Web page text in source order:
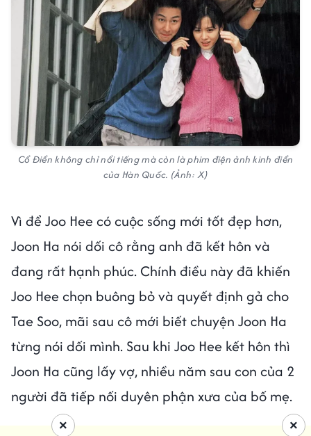
Cổ Điển không chỉ nổi tiếng mà còn là phim điện ảnh kinh điển
của Hàn Quốc. (Ảnh: X)
Vì để Joo Hee có cuộc sống mới tốt đẹp hơn,
Joon Ha nói dối cô rằng anh đã kết hôn và
đang rất hạnh phúc. Chính điều này đã khiến
Joo Hee chọn buông bỏ và quyết định gả cho
Tae Soo, mãi sau cô mới biết chuyện Joon Ha
từng nói dối mình. Sau khi Joo Hee kết hôn thì
Joon Ha cũng lấy vợ, nhiều năm sau con của 2
người đã tiếp nối duyên phận xưa của bố mẹ.
×
×